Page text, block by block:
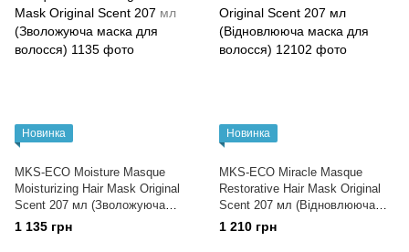
Новинка
MKS-ECO Moisture Masque
Moisturizing Hair Mask Original
Scent 207 мл (Зволожуюча
маска для волосся)
1 135 грн
Новинка
MKS-ECO Miracle Masque
Restorative Hair Mask Original
Scent 207 мл (Відновлююча
маска для волосся)
1 210 грн